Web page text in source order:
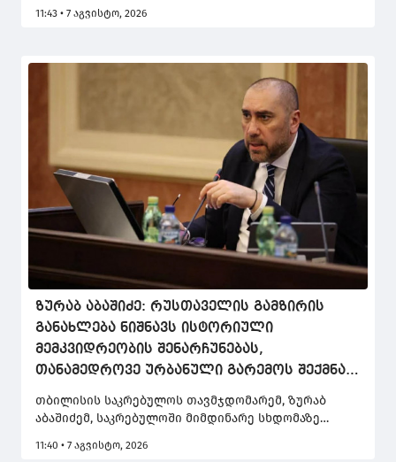
ხელმისაწვდომობის მიმართულებით უპრეცედენტო
11:43 • 7 აგვისტო, 2026
ზურაბ აბაშიძე: რუსთაველის გამზირის
განახლება ნიშნავს ისტორიული
მემკვიდრეობის შენარჩუნებას,
თანამედროვე ურბანული გარემოს შექმნას
და მნიშვნელოვან ინვესტიციას თბილისის
მომავალში
თბილისის საკრებულოს თავმჯდომარემ, ზურაბ
აბაშიძემ, საკრებულოში მიმდინარე სხდომაზე
ისაუბრა. მისი თქმით, რუსთაველის გამზირის
11:40 • 7 აგვისტო, 2026